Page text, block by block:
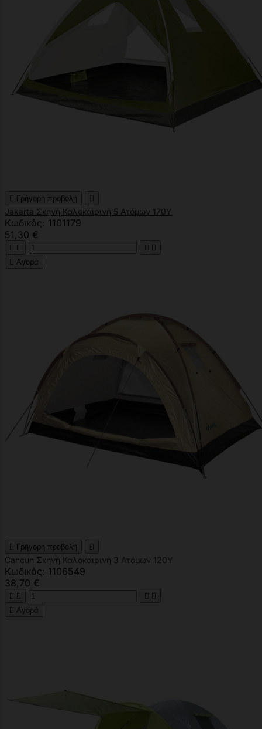
 Γρήγορη προβολή 
Jakarta Σκηνή Καλοκαιρινή 5 Ατόμων 170Υ
Κωδικός: 1101179
51,30 €
   
 Αγορά
 Γρήγορη προβολή 
Cancun Σκηνή Καλοκαιρινή 3 Ατόμων 120Υ
Κωδικός: 1106549
38,70 €
   
 Αγορά